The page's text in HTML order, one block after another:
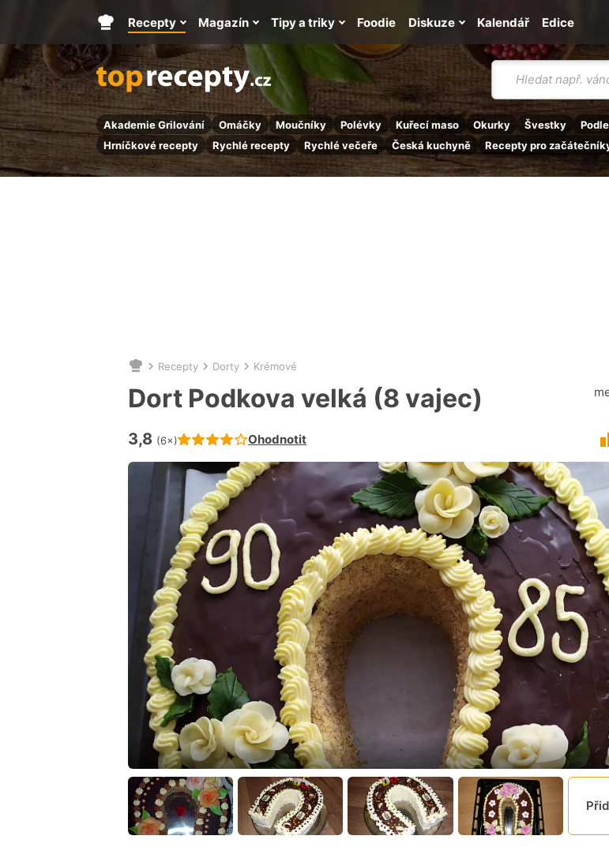
Vyhledávání
Akademie Grilování Omáčky Moučníky Polévky Kuřecí maso Okurky Švestky
Hrníčkové recepty
Rychlé recepty Rychlé večeře Česká kuchyně Recepty pro
Hlavní
stránka
Recepty Magazín Tipy a triky Kalendář
Foodie Diskuze Edice
Nacházíte
se
zde:
Recepty Dorty Krémové
Dort Podkova velká (8 vajec)
Hodnocení receptu je
3,8 (6×) Ohodnotit